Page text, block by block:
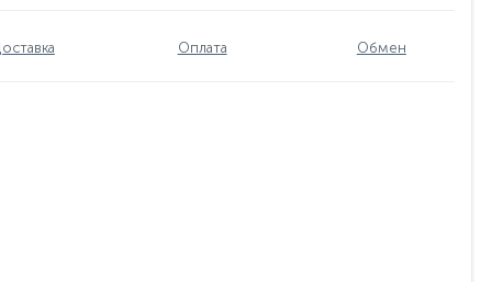
Оплата Обмен